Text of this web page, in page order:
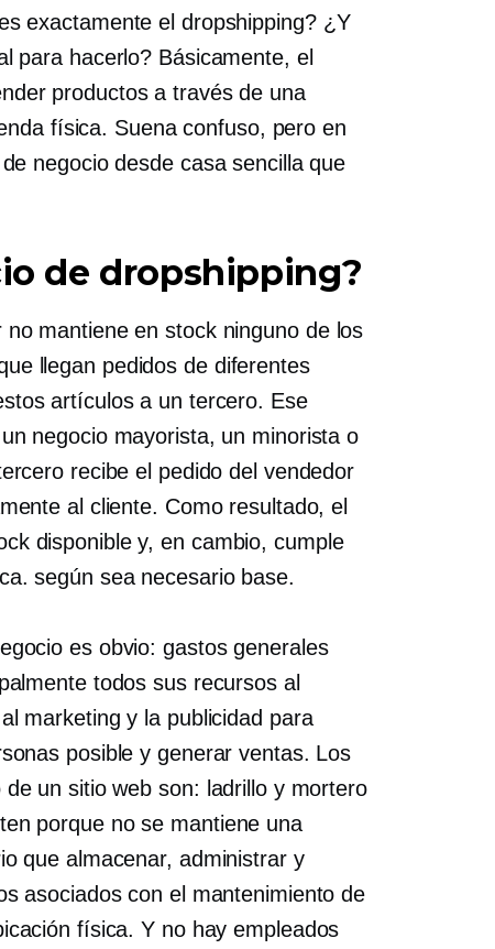
exactamente el dropshipping? ¿Y
para hacerlo? Básicamente, el
productos a través de una
física. Suena confuso, pero en
negocio desde casa sencilla que
de dropshipping?
mantiene en stock ninguno de los
llegan pedidos de diferentes
artículos a un tercero. Ese
negocio mayorista, un minorista o
recibe el pedido del vendedor
al cliente. Como resultado, el
disponible y, en cambio, cumple
según sea necesariobase.
es obvio: gastos generales
todos sus recursos al
marketing y la publicidad para
posible y generar ventas. Los
un sitio web son: ladrillo y mortero
porque no se mantiene una
que almacenar, administrar y
asociados con el mantenimiento de
física. Y no hay empleados